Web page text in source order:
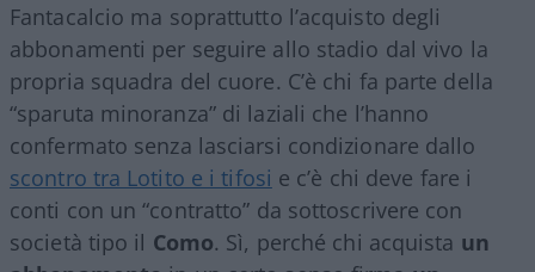
Fantacalcio ma soprattutto l’acquisto degli
abbonamenti per seguire allo stadio dal vivo la
propria squadra del cuore. C’è chi fa parte della
“sparuta minoranza” di laziali che l’hanno
confermato senza lasciarsi condizionare dallo
scontro tra Lotito e i tifosi e c’è chi deve fare i
conti con un “contratto” da sottoscrivere con
società tipo il Como. Sì, perché chi acquista un